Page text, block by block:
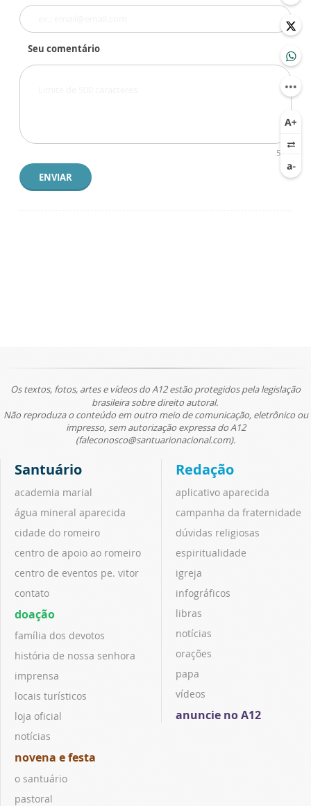
Seu comentário
500
ENVIAR
Os textos, fotos, artes e vídeos do A12 estão protegidos pela legislação
brasileira sobre direito autoral.
Não reproduza o conteúdo em outro meio de comunicação, eletrônico ou
impresso, sem autorização expressa do A12
(faleconosco@santuarionacional.com).
Santuário
academia marial
água mineral aparecida
cidade do romeiro
centro de apoio ao romeiro
centro de eventos pe. vitor
contato
doação
família dos devotos
história de nossa senhora
imprensa
locais turísticos
loja oficial
notícias
novena e festa
o santuário
pastoral
Redação
aplicativo aparecida
campanha da fraternidade
dúvidas religiosas
espiritualidade
igreja
infográficos
libras
notícias
orações
papa
vídeos
anuncie no A12